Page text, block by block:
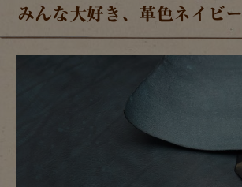
みんな大好き、革色ネイビー